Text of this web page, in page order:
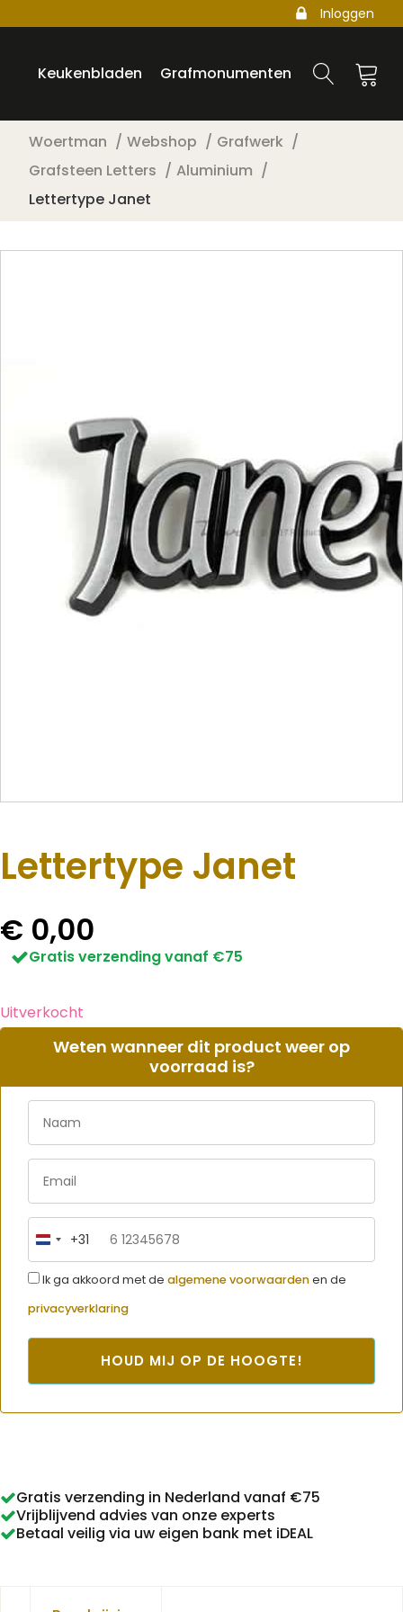
Inloggen
Keukenbladen Grafmonumenten
Woertman Webshop
Grafwerk
Grafsteen Letters
Aluminium
Lettertype Janet
Lettertype Janet
€ 0,00
Gratis verzending vanaf €75
Uitverkocht
Weten wanneer dit product weer op
voorraad is?
Netherlands
+31
+31
Ik ga akkoord met de algemene voorwaardenen de
privacyverklaring
HOUD MIJ OP DE HOOGTE!
Gratis verzending in Nederland vanaf €75
Vrijblijvend advies van onze experts
Betaal veilig via uw eigen bank met iDEAL